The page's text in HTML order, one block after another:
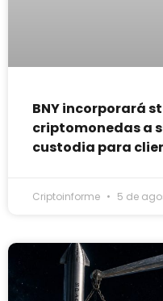
BNY incorporará
criptomonedas a
custodia para
Criptoinforme 5 de